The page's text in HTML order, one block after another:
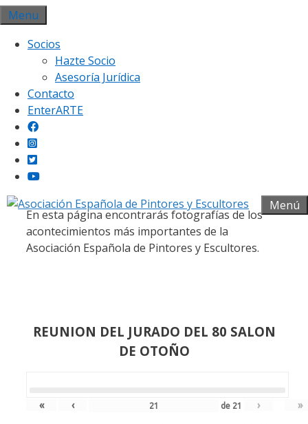
Saltar
al
contenido
Menu
Socios
Hazte Socio
Asesoría Jurídica
Contacto
EnterARTE
Menú
Galería fotográfica
En esta página encontrarás fotografías de los
acontecimientos más importantes de la
Asociación Española de Pintores y Escultores.
REUNION DEL JURADO DEL 80 SALON
DE OTOÑO
« ‹ de 21 › »